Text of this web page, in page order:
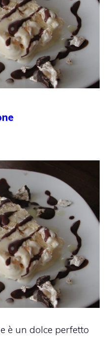
è un dolce perfetto